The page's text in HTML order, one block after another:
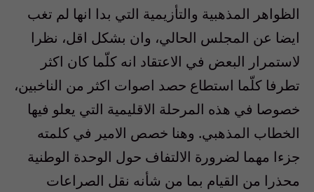
الظواهر المذهبية والتأزيمية التي بدا انها لم تغب
ايضا عن المجلس الحالي، وان بشكل اقل، نظرا
لاستمرار البعض في الاعتقاد انه كلّما كان اكثر
تطرفا كلّما استطاع حصد اصوات اكثر من الناخبين،
خصوصا في هذه المرحلة الاقليمية التي يعلو فيها
الخطاب المذهبي. وهنا خصص الامير في كلمته
جزءا مهما لضرورة الالتفاف حول الوحدة الوطنية
محذرا من القيام بما من شأنه نقل الصراعات